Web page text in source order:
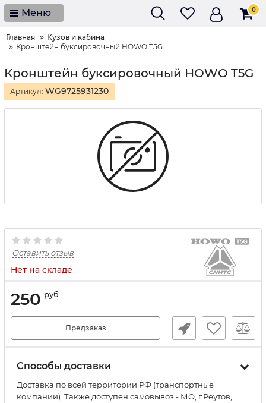
Меню 0
Главная
Кузов и кабина
Кронштейн буксировочный HOWO T5G
Кронштейн буксировочный HOWO T5G
Артикул: WG9725931230
Оставить отзыв
Нет на складе
250 руб
Предзаказ
Способы доставки
Доставка по всей территории РФ (транспортные
компании). Также доступен самовывоз - МО, г.Реутов,